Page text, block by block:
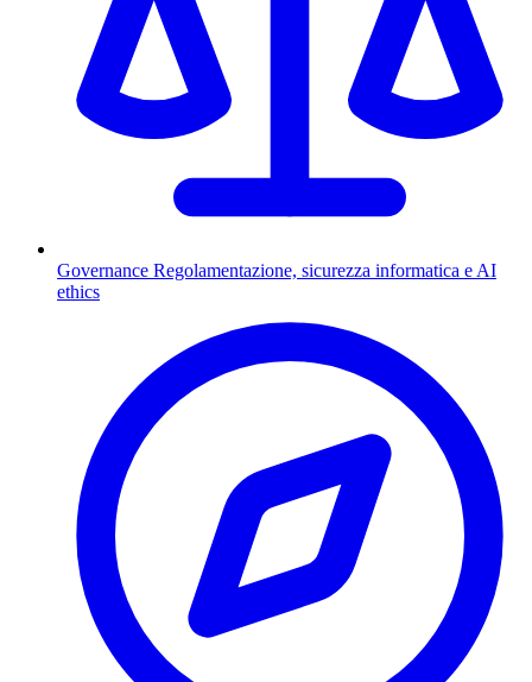
Governance Regolamentazione, sicurezza informatica e AI
ethics